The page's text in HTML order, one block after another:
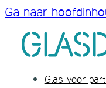
Ga naar
Glas voor